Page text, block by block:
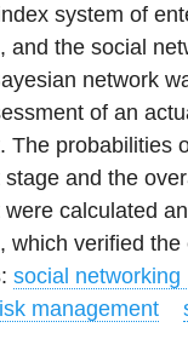
system of
and the social
network
of an
The probabilities
stage and the
were calculated
which verified
: social networking
management